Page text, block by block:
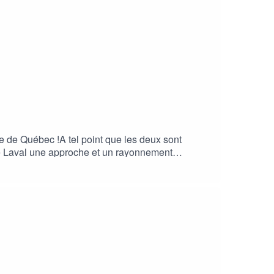
Québec !A tel point que les deux sont
une approche et un rayonnement
et… à tantôt ! 💙"----Vous souhaitez être
être contacté
Instagram :
:
à notre infolettre
QuébecProduction audio : Jean-